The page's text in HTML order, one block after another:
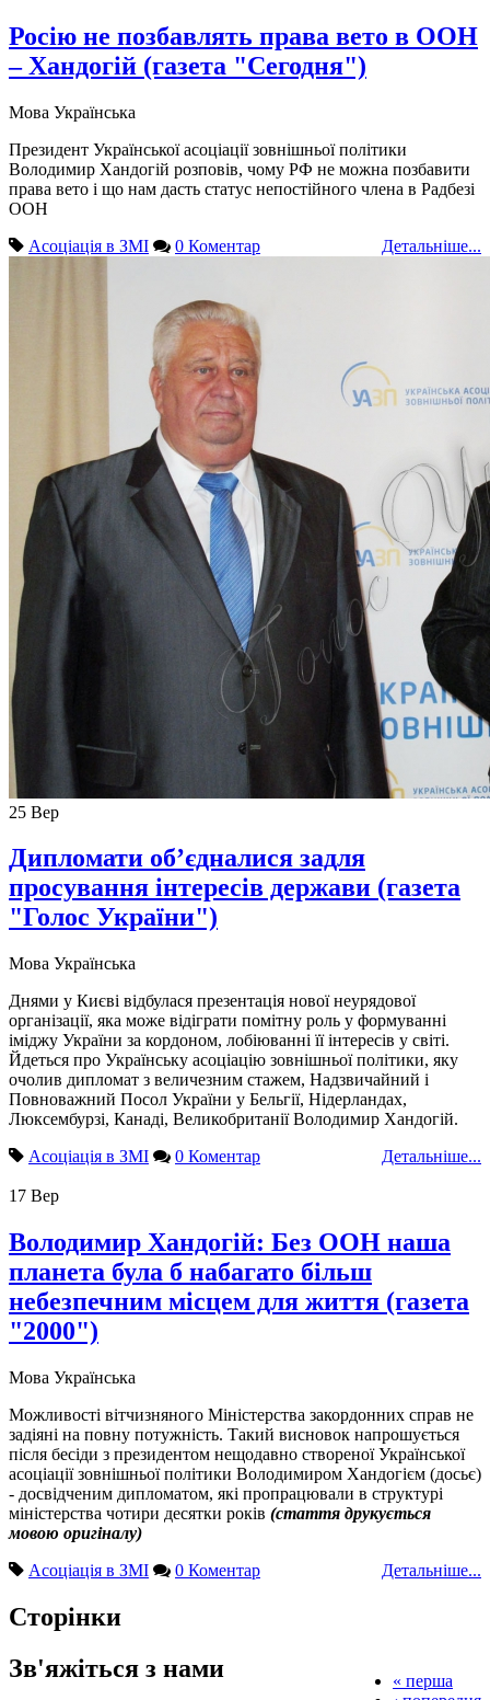
Росію не позбавлять права вето в ООН
– Хандогій (газета "Сегодня")
Мова Українська
Президент Української асоціації зовнішньої політики
Володимир Хандогій розповів, чому РФ не можна позбавити
права вето і що нам дасть статус непостійного члена в Радбезі
ООН
Асоціація в ЗМІ
0 Коментар Детальніше...
25 Вер
Дипломати об’єдналися задля
просування інтересів держави (газета
"Голос України")
Мова Українська
Днями у Києві відбулася презентація нової неурядової
організації, яка може відіграти помітну роль у формуванні
іміджу України за кордоном, лобіюванні її інтересів у світі.
Йдеться про Українську асоціацію зовнішньої політики, яку
очолив дипломат з величезним стажем, Надзвичайний і
Повноважний Посол України у Бельгії, Нідерландах,
Люксембурзі, Канаді, Великобританії Володимир Хандогій.
Асоціація в ЗМІ
0 Коментар Детальніше...
17 Вер
Володимир Хандогій: Без ООН наша
планета була б набагато більш
небезпечним місцем для життя (газета
"2000")
Мова Українська
Можливості вітчизняного Міністерства закордонних справ не
задіяні на повну потужність. Такий висновок напрошується
після бесіди з президентом нещодавно створеної Української
асоціації зовнішньої політики Володимиром Хандогієм (досьє)
- досвідченим дипломатом, які пропрацювали в структурі
міністерства чотири десятки років (стаття друкується
мовою оригіналу)
Асоціація в ЗМІ
0 Коментар Детальніше...
Сторінки
« перша
Зв'яжіться з нами